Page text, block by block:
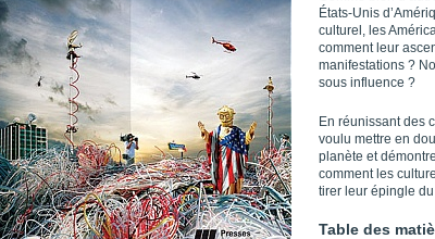
États-Unis
culturel, les
comment leur
manifestations ?
sous influence ?
En réunissant des
voulu mettre en
planète et
comment les
tirer leur épingle
Table des